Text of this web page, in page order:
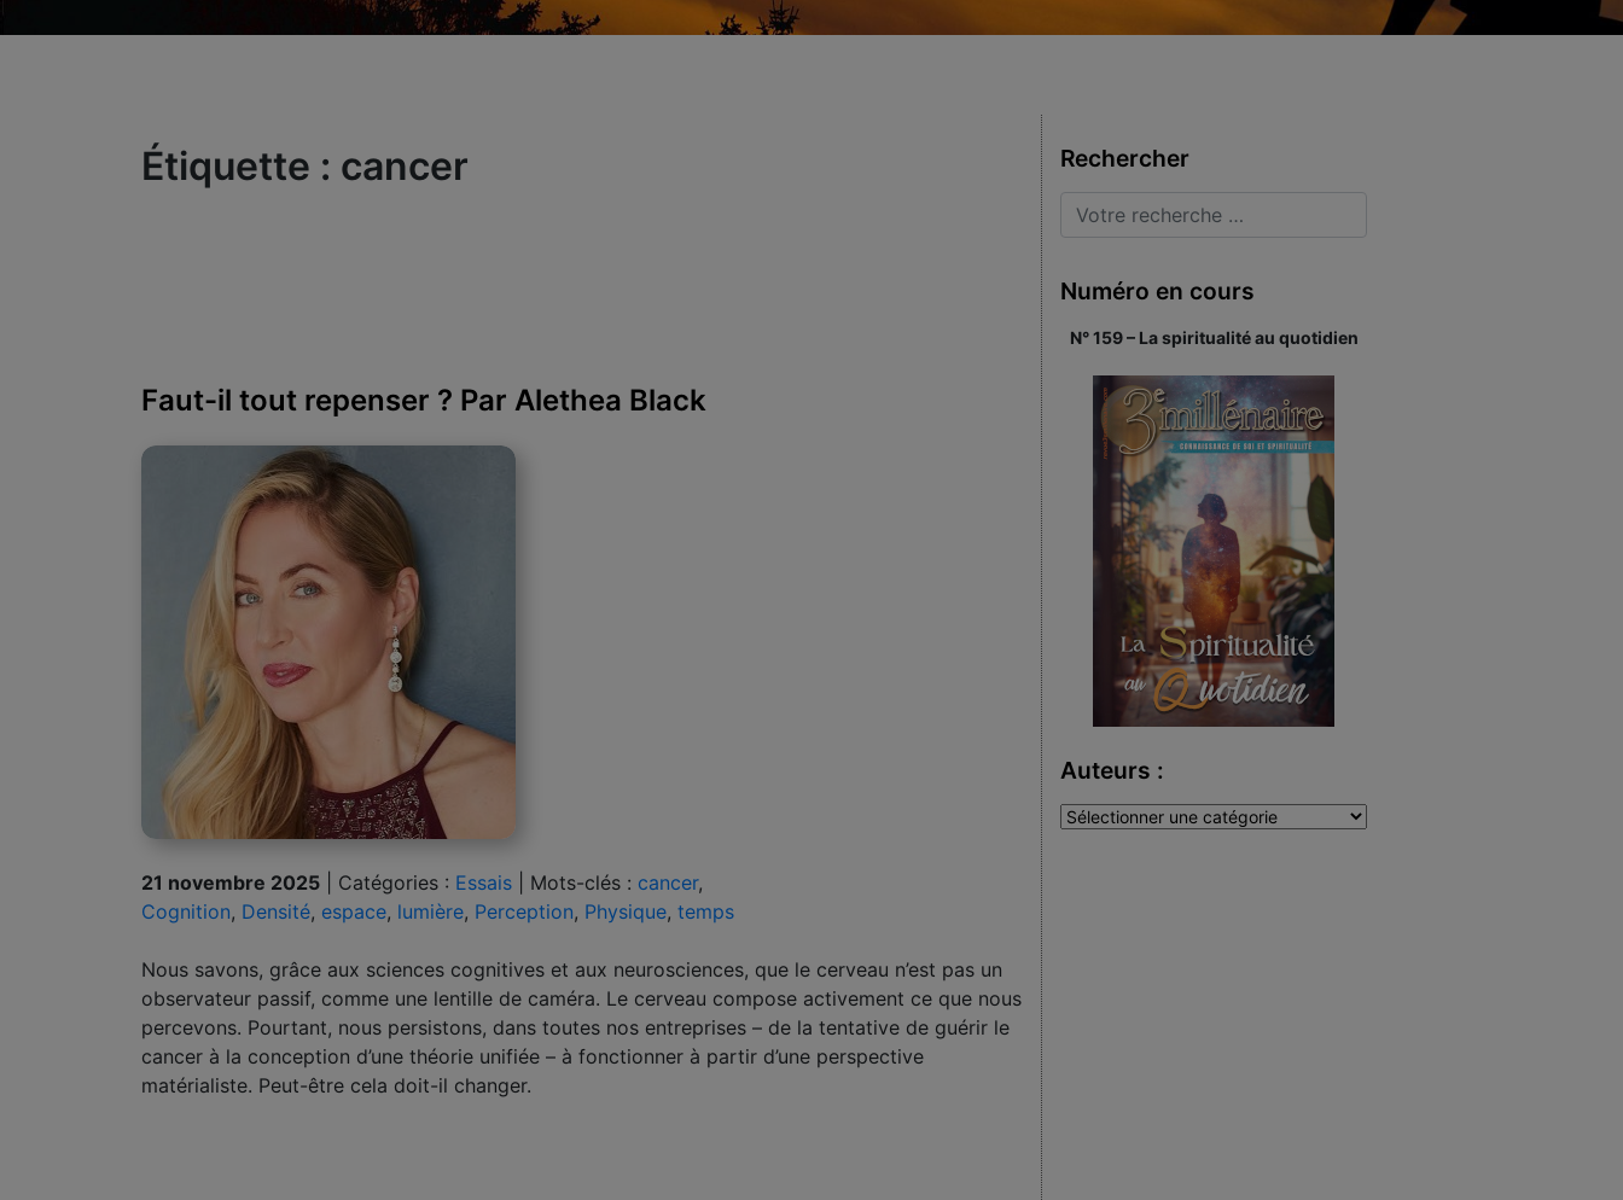
Étiquette : cancer
Faut-il tout repenser ? Par Alethea Black
21 novembre 2025 Catégories : Essais Mots-clés : cancer,
Cognition, Densité, espace, lumière, Perception, Physique, temps
Nous savons, grâce aux sciences cognitives et aux neurosciences, que le cerveau n’est pas un
observateur passif, comme une lentille de caméra. Le cerveau compose activement ce que nous
percevons. Pourtant, nous persistons, dans toutes nos entreprises – de la tentative de guérir le
cancer à la conception d’une théorie unifiée – à fonctionner à partir d’une perspective
matérialiste. Peut-être cela doit-il changer.
Rechercher
Numéro en cours
N° 159 – La spiritualité au quotidien
Auteurs :
Auteurs